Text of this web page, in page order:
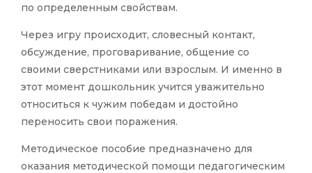
по определенным свойствам.
Через игру происходит, словесный контакт,
обсуждение, проговаривание, общение со
своими сверстниками или взрослым. И именно в
этот момент дошкольник учится уважительно
относиться к чужим победам и достойно
переносить свои поражения.
Методическое пособие предназначено для
оказания методической помощи педагогическим